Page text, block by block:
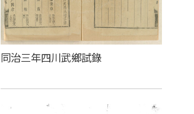
同治三年四川武鄉試錄